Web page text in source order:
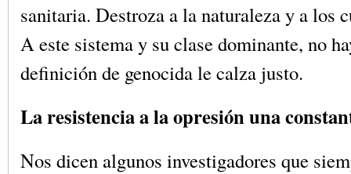
sanitaria. Destroza a la naturaleza y a los
A este sistema y su clase dominante, no
definición de genocida le calza justo.
La resistencia a la opresión una
Nos dicen algunos investigadores que